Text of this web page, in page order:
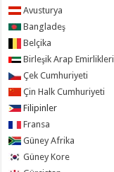
Avusturya
Bangladeş
Belçika
Birleşik Arap Emirlikleri
Çek Cumhuriyeti
Çin Halk Cumhuriyeti
Filipinler
Fransa
Güney Afrika
Güney Kore